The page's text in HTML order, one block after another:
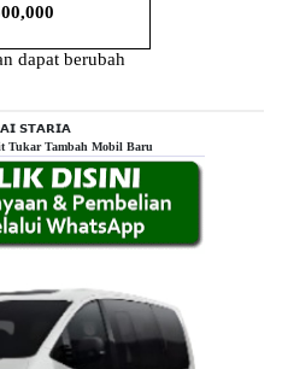
𝗦𝗧𝗔𝗥𝗜𝗔
Tukar Tambah Mobil Baru